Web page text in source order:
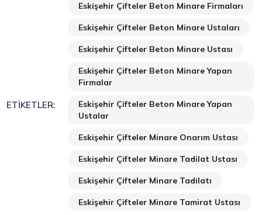
ETIKETLER:
Eskişehir Çifteler Beton Minare Firmaları
Eskişehir Çifteler Beton Minare Ustaları
Eskişehir Çifteler Beton Minare Ustası
Eskişehir Çifteler Beton Minare Yapan
Firmalar
Eskişehir Çifteler Beton Minare Yapan
Ustalar
Eskişehir Çifteler Minare Onarım Ustası
Eskişehir Çifteler Minare Tadilat Ustası
Eskişehir Çifteler Minare Tadilatı
Eskişehir Çifteler Minare Tamirat Ustası